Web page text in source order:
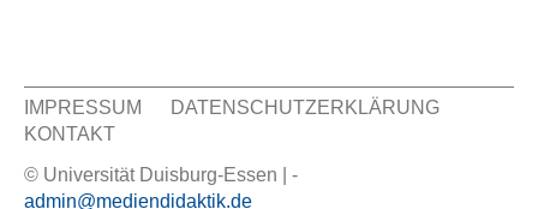
Sekundär Menü
IMPRESSUM
DATENSCHUTZERKLÄRUNG
KONTAKT
© Universität Duisburg-Essen | -
admin@mediendidaktik.de